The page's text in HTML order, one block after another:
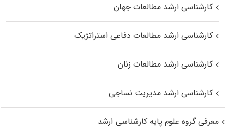
کارشناسی ارشد مطالعات جهان
کارشناسی ارشد مطالعات دفاعی استراتژیک
کارشناسی ارشد مطالعات زنان
کارشناسی ارشد مدیریت نساجی
معرفی گروه علوم پایه کارشناسی ارشد